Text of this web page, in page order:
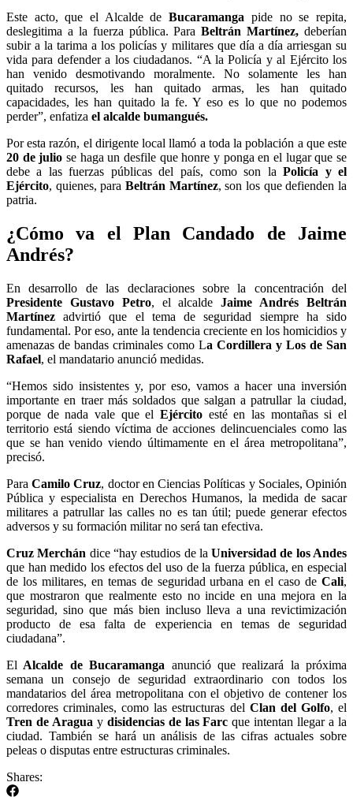
Este acto, que el Alcalde de Bucaramanga pide no se repita,
deslegitima a la fuerza pública. ParaBeltrán Martínez, deberían
subir a la tarima a los policías y militares que día a día arriesgan su
vida para defender a los ciudadanos. “A la Policía y al Ejército los
han venido desmotivando moralmente. No solamente les han
quitado recursos, les han quitado armas, les han quitado
capacidades, les han quitado la fe. Y eso es lo que no podemos
perder”, enfatiza el alcalde bumangués.
Por esta razón, el dirigente local llamó a toda la población a que este
20 de julio se haga un desfile que honre y ponga en el lugar que se
debe a las fuerzas públicas del país, como son laPolicía y el
Ejército, quienes, para Beltrán Martínez, son los que defienden la
patria.
¿Cómo va el Plan Candado de Jaime
Andrés?
En desarrollo de las declaraciones sobre la concentración del
Presidente Gustavo Petro, el alcaldeJaime Andrés Beltrán
Martínez advirtió que el tema de seguridad siempre ha sido
fundamental. Por eso, ante la tendencia creciente en los homicidios y
amenazas de bandas criminales como La Cordillera y Los de San
Rafael, el mandatario anunció medidas.
“Hemos sido insistentes y, por eso, vamos a hacer una inversión
importante en traer más soldados que salgan a patrullar la ciudad,
porque de nada vale que el Ejército esté en las montañas si el
territorio está siendo víctima de acciones delincuenciales como las
que se han venido viendo últimamente en el área metropolitana”,
precisó.
ParaCamilo Cruz, doctor en Ciencias Políticas y Sociales, Opinión
Pública y especialista en Derechos Humanos, la medida de sacar
militares a patrullar las calles no es tan útil; puede generar efectos
adversos y su formación militar no será tan efectiva.
Cruz Merchán dice “hay estudios de laUniversidad de los Andes
que han medido los efectos del uso de la fuerza pública, en especial
de los militares, en temas de seguridad urbana en el caso de Cali,
que mostraron que realmente esto no incide en una mejora en la
seguridad, sino que más bien incluso lleva a una revictimización
producto de esa falta de experiencia en temas de seguridad
ciudadana”.
El Alcalde de Bucaramanga anunció que realizará la próxima
semana un consejo de seguridad extraordinario con todos los
mandatarios del área metropolitana con el objetivo de contener los
corredores criminales, como las estructuras del Clan del Golfo, el
Tren de Aragua y disidencias de las Farc que intentan llegar a la
ciudad. También se hará un análisis de las cifras actuales sobre
peleas o disputas entre estructuras criminales.
Shares: